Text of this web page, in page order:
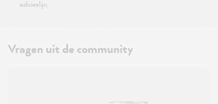
advieslijn.
Vragen uit de community